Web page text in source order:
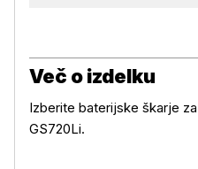
Več o izdelku
Izberite baterijske škarje
GS720Li.